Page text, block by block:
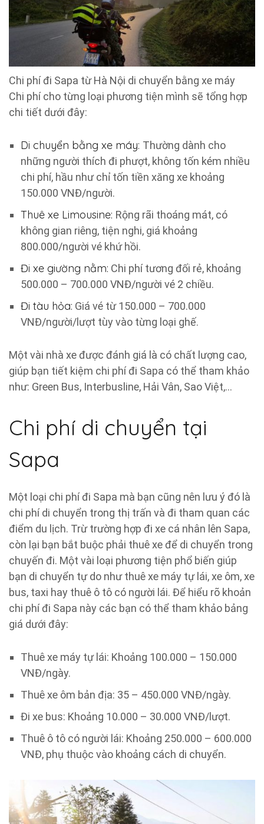
Chi phí đi Sapa từ Hà Nội di chuyển bằng xe máy
Chi phí cho từng loại phương tiện mình sẽ tổng hợp
chi tiết dưới đây:
Di chuyển bằng xe máy: Thường dành cho
những người thích đi phượt, không tốn kém nhiều
chi phí, hầu như chỉ tốn tiền xăng xe khoảng
150.000 VNĐ/người.
Thuê xe Limousine: Rộng rãi thoáng mát, có
không gian riêng, tiện nghi, giá khoảng
800.000/người vé khứ hồi.
Đi xe giường nằm: Chi phí tương đối rẻ, khoảng
500.000 – 700.000 VNĐ/người vé 2 chiều.
Đi tàu hỏa: Giá vé từ 150.000 – 700.000
VNĐ/người/lượt tùy vào từng loại ghế.
Một vài nhà xe được đánh giá là có chất lượng cao,
giúp bạn tiết kiệm chi phí đi Sapa có thể tham khảo
như: Green Bus, Interbusline, Hải Vân, Sao Việt,…
Chi phí di chuyển tại
Sapa
Một loại chi phí đi Sapa mà bạn cũng nên lưu ý đó là
chi phí di chuyển trong thị trấn và đi tham quan các
điểm du lịch. Trừ trường hợp đi xe cá nhân lên Sapa,
còn lại bạn bắt buộc phải thuê xe để di chuyển trong
chuyến đi. Một vài loại phương tiện phổ biến giúp
bạn di chuyển tự do như thuê xe máy tự lái, xe ôm, xe
bus, taxi hay thuê ô tô có người lái. Để hiểu rõ khoản
chi phí đi Sapa này các bạn có thể tham khảo bảng
giá dưới đây:
Thuê xe máy tự lái: Khoảng 100.000 – 150.000
VNĐ/ngày.
Thuê xe ôm bản địa: 35 – 450.000 VNĐ/ngày.
Đi xe bus: Khoảng 10.000 – 30.000 VNĐ/lượt.
Thuê ô tô có người lái: Khoảng 250.000 – 600.000
VNĐ, phụ thuộc vào khoảng cách di chuyển.